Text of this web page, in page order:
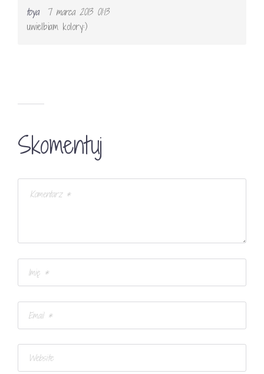
toya
7 marca 2013 01:13
uwielbiam kolory:)
Skomentuj